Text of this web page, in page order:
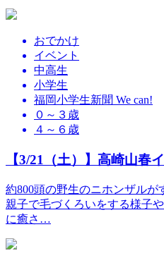
おでかけ
イベント
中高生
小学生
福岡小学生新聞 We can!
０～３歳
４～６歳
【3/21（土）】高崎山春
約800頭の野生のニホンザルが
親子で毛づくろいをする様子
に癒さ…